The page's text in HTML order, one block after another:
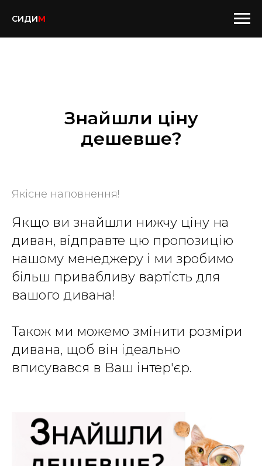
СИДИМ
Знайшли ціну
дешевше?
Якісне наповнення!
Якщо ви знайшли нижчу ціну на
диван, відправте цю пропозицію
нашому менеджеру і ми зробимо
більш привабливу вартість для
вашого дивана!
Також ми можемо змінити розміри
дивана, щоб він ідеально
вписувався в Ваш інтер'єр.